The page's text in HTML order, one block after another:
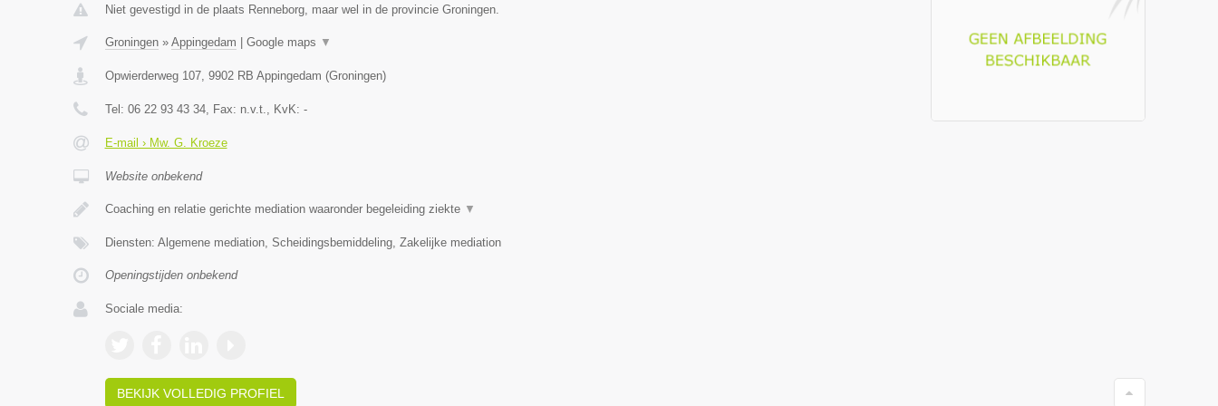
Niet gevestigd in de plaats Renneborg, maar wel in de provincie Groningen.
Groningen» Appingedam Google maps ▼
Opwierderweg 107, 9902 RB Appingedam (Groningen)
Tel: 06 22 93 43 34, Fax: n.v.t., KvK: -
E-mail › Mw. G. Kroeze
Website onbekend
Coaching en relatie gerichte mediation waaronder begeleiding ziekte ▼
Diensten: Algemene mediation, Scheidingsbemiddeling, Zakelijke mediation
Openingstijden onbekend
Sociale media:
BEKIJK VOLLEDIG PROFIEL